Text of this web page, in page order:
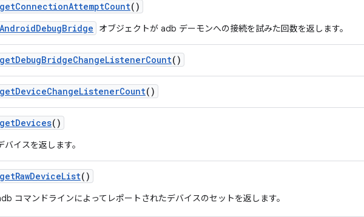
getConnectionAttemptCount()
AndroidDebugBridge
オブジェクトが adb デーモンへの接続を試みた回数を返します。
getDebugBridgeChangeListenerCount()
getDeviceChangeListenerCount()
getDevices()
バイスを返します。
getRawDeviceList()
コマンドラインによってレポートされたデバイスのセットを返します。